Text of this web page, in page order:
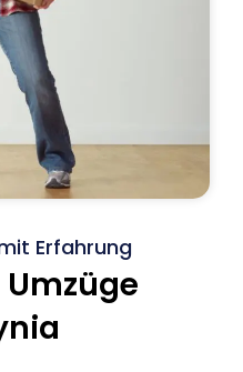
Erfahrung